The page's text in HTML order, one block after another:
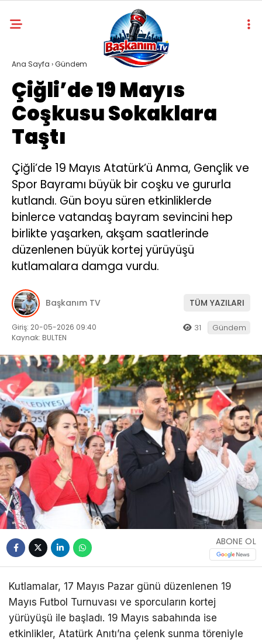
Ana Sayfa ›Gündem
Çiğli’de 19 Mayıs
Coşkusu Sokaklara
Taştı
Çiğli’de 19 Mayıs Atatürk’ü Anma, Gençlik ve
Spor Bayramı büyük bir coşku ve gururla
kutlandı. Gün boyu süren etkinliklerde
binlerce vatandaş bayram sevincini hep
birlikte yaşarken, akşam saatlerinde
düzenlenen büyük kortej yürüyüşü
kutlamalara damga vurdu.
Başkanım TV TÜM YAZILARI
Giriş: 20-05-2026 09:40
Kaynak: BULTEN
31 Gündem
ABONE OL
Kutlamalar, 17 Mayıs Pazar günü düzenlenen 19
Mayıs Futbol Turnuvası ve sporcuların kortej
yürüyüşü ile başladı. 19 Mayıs sabahında ise
etkinlikler, Atatürk Anıtı’na çelenk sunma töreniyle